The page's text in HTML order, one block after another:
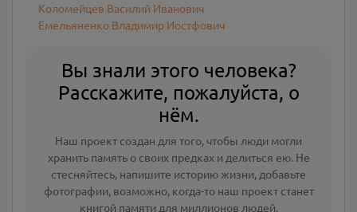
Коломейцев Василий Иванович
Емельяненко Владимир Иостфович
Вы знали этого человека?
Расскажите, пожалуйста, о
нём.
Наш проект создан для того, чтобы люди могли
хранить память о своих предках и делиться ею. Не
стесняйтесь, напишите историю жизни, добавьте
фотографии, возможно, когда-то наш проект станет
книгой памяти для миллионов людей.